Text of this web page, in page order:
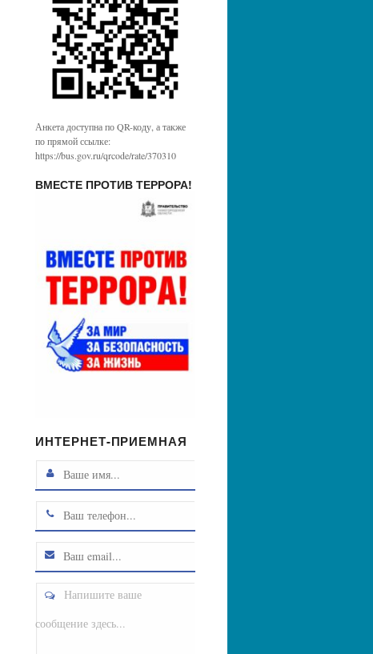
Анкета доступна по QR-коду, а также
по прямой ссылке:
https://bus.gov.ru/qrcode/rate/370310
ВМЕСТЕ ПРОТИВ ТЕРРОРА!
ИНТЕРНЕТ-ПРИЕМНАЯ
Напишите ваше
сообщение здесь...